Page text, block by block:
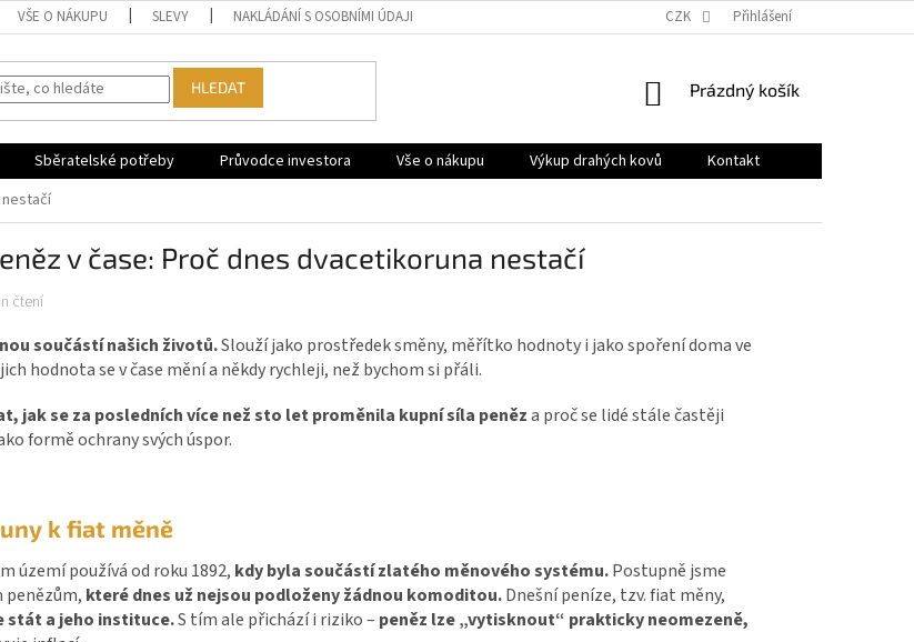
VŠE O NÁKUPU SLEVY NAKLÁDÁNÍ S OSOBNÍMI ÚDAJI PRODÁVANÉ ZNAČKY
CZK Přihlášení
HLEDAT
NÁKUPNÍ
Prázdný košík
Sběratelské potřeby Průvodce investora Vše o nákupu Výkup drahých kovů
Kontakt
v čase: Proč dnes dvacetikoruna nestačí
čtení
součástí našich životů.Slouží jako prostředek směny, měřítko hodnoty i jako spoření doma ve
hodnota se v čase mění a někdy rychleji, než bychom si přáli.
jak se za posledních více než sto let proměnila kupní síla peněza proč se lidé stále častěji
formě ochrany svých úspor.
k fiat měně
území používá od roku 1892, kdy byla součástí zlatého měnového systému.Postupně jsme
penězům, které dnes už nejsou podloženy žádnou komoditou.Dnešní peníze, tzv. fiat měny,
stát a jeho instituce.S tím ale přichází i riziko – peněz lze „vytisknout“ prakticky neomezeně,